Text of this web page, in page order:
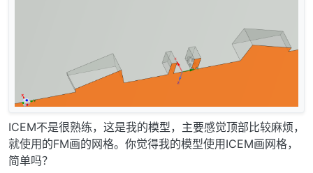
ICEM不是很熟练，这是我的模型，主要感觉顶部比较麻烦，
就使用的FM画的网格。你觉得我的模型使用ICEM画网格，
简单吗？